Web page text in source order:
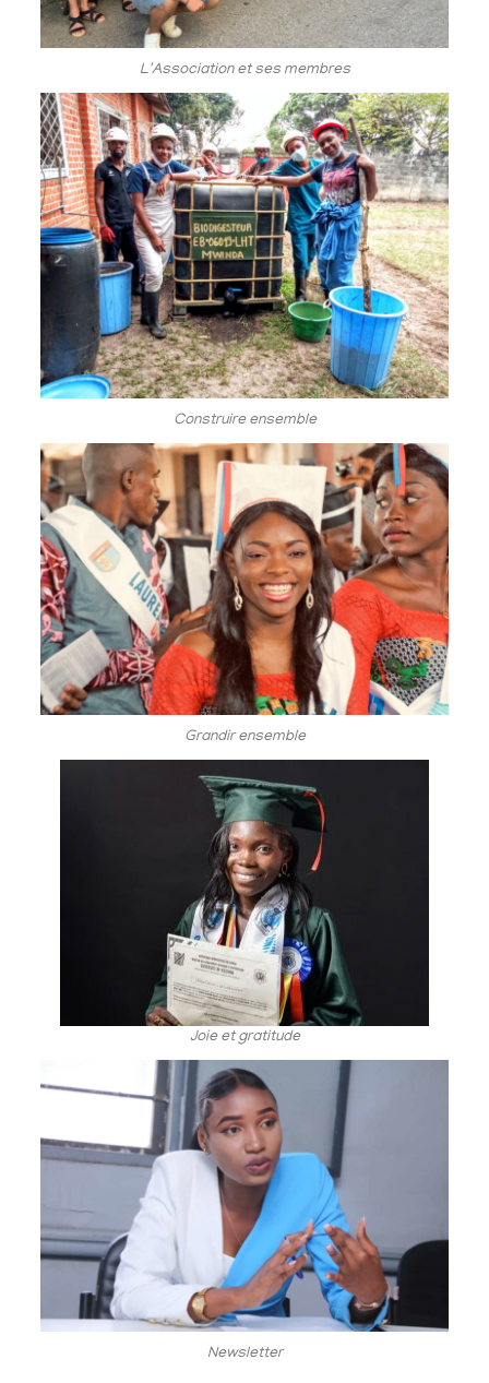
L'Association et ses membres
Construire ensemble
Grandir ensemble
Joie et gratitude
Newsletter